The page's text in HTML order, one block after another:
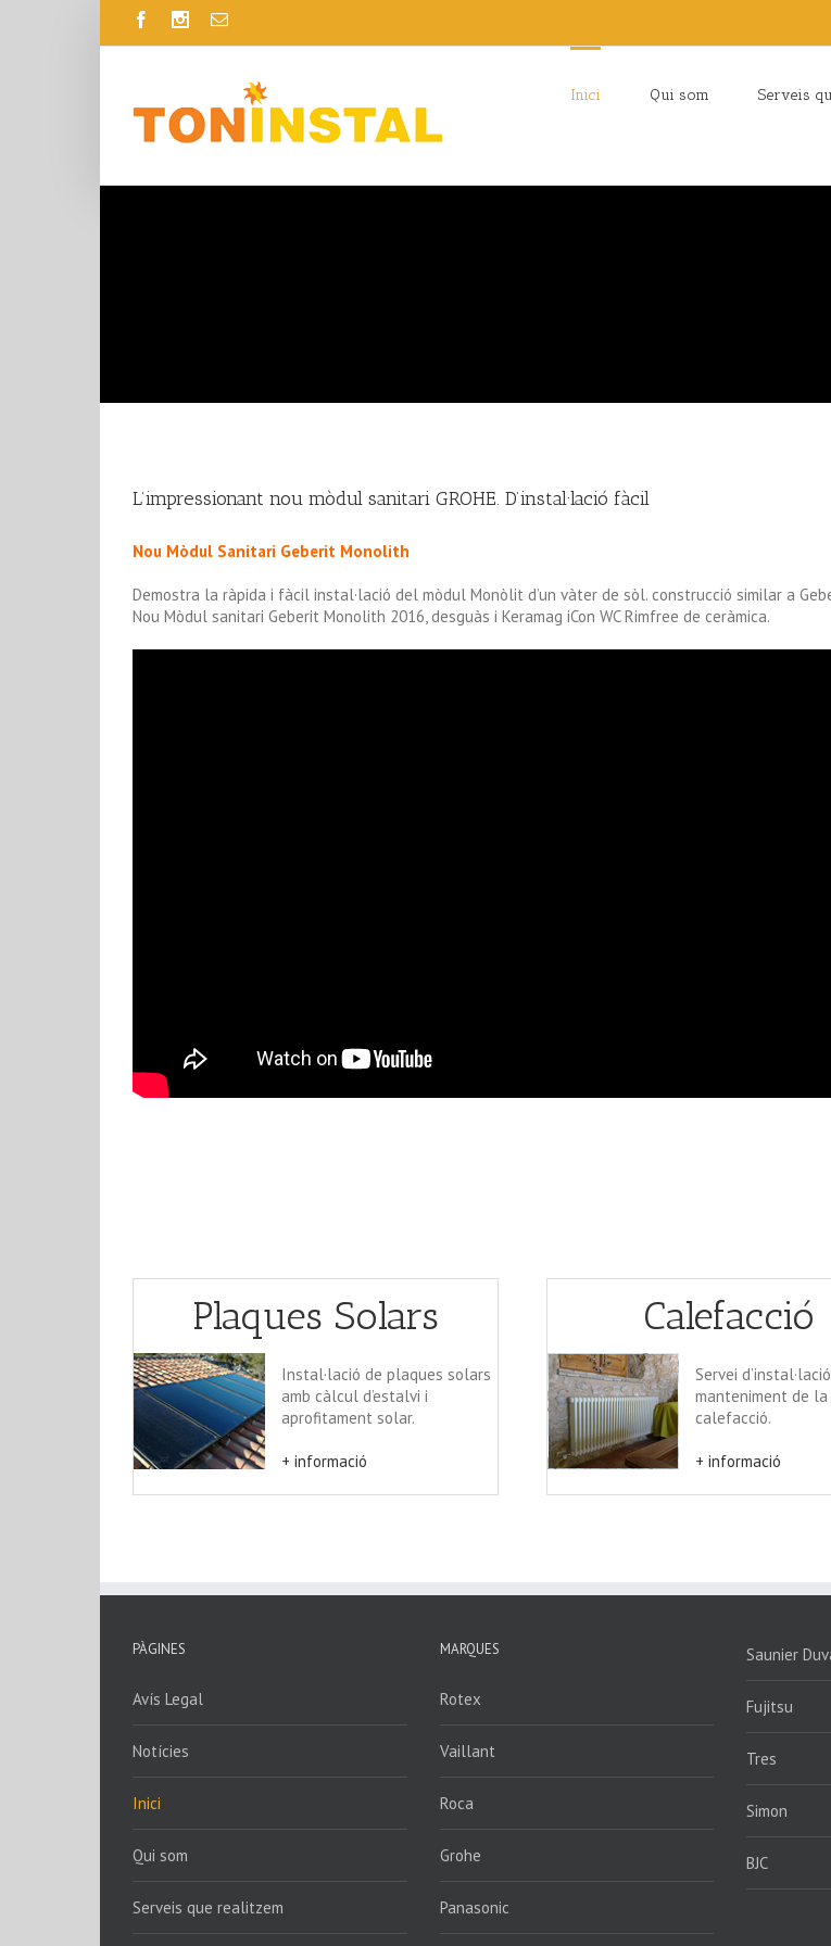
Inici Qui som Serveis
L’impressionant nou mòdul sanitari GROHE. D’instal·lació fàcil
Nou Mòdul Sanitari Geberit Monolith
Demostra la ràpida i fàcil instal·lació del mòdul Monòlit d’un vàter de sòl. construcció similar a
Nou Mòdul sanitari Geberit Monolith 2016, desguàs i Keramag iCon WC Rimfree de ceràmica.
Plaques Solars
Instal·lació de plaques solars
amb càlcul d’estalvi i
aprofitament solar.
+ informació
Calefacció
Servei
manteniment de la
calefacció.
+ informació
PÀGINES
Avís Legal
Notícies
Inici
Qui som
Serveis que realitzem
MARQUES
Rotex
Vaillant
Roca
Grohe
Panasonic
Saunier
Fujitsu
Tres
Simon
BJC